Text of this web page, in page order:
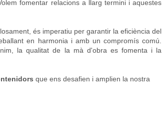
fomentar relacions a llarg termini i aquestes
és imperatiu per garantir la eficiència del
en harmonia i amb un compromís comú.
la qualitat de la mà d'obra es fomenta i la
que ens desafien i amplien la nostra